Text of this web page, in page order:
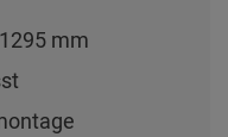
mm